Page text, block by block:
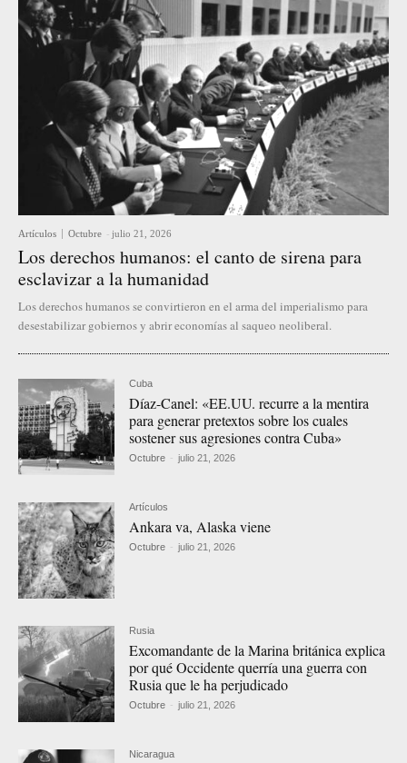
Artículos Octubre - julio 21, 2026
Los derechos humanos: el canto de sirena para
esclavizar a la humanidad
Los derechos humanos se convirtieron en el arma del imperialismo para
desestabilizar gobiernos y abrir economías al saqueo neoliberal.
Cuba
Díaz-Canel: «EE.UU. recurre a la mentira
para generar pretextos sobre los cuales
sostener sus agresiones contra Cuba»
Octubre - julio 21, 2026
Artículos
Ankara va, Alaska viene
Octubre - julio 21, 2026
Rusia
Excomandante de la Marina británica explica
por qué Occidente querría una guerra con
Rusia que le ha perjudicado
Octubre - julio 21, 2026
Nicaragua